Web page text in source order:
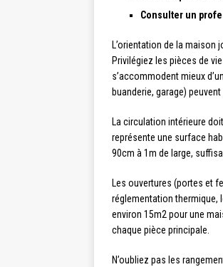
Consulter un
L’orientation de la
Privilégiez les pièces de
s’accommodent mieux
buanderie, garage)
La circulation intérieure
représente une surface
90cm à 1m de large,
Les ouvertures (portes et
réglementation thermique,
environ 15m2 pour une
chaque pièce principale.
N’oubliez pas les